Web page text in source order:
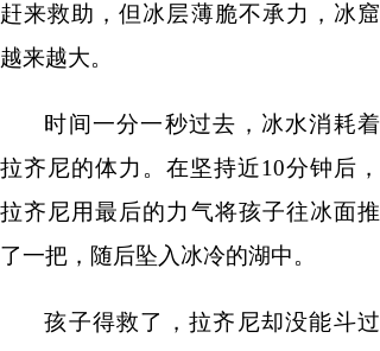
赶来救助，但冰层薄脆不承力，冰窟
越来越大。
时间一分一秒过去，冰水消耗着
拉齐尼的体力。在坚持近10分钟后，
拉齐尼用最后的力气将孩子往冰面推
了一把，随后坠入冰冷的湖中。
孩子得救了，拉齐尼却没能斗过